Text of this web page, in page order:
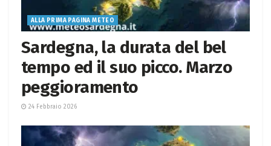
ALLA PRIMA PAGINA METEO
Sardegna, la durata del bel
tempo ed il suo picco. Marzo
peggioramento
24 Febbraio 2026